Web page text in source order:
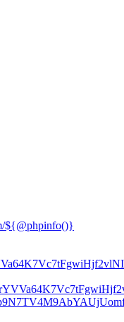
${@phpinfo()}